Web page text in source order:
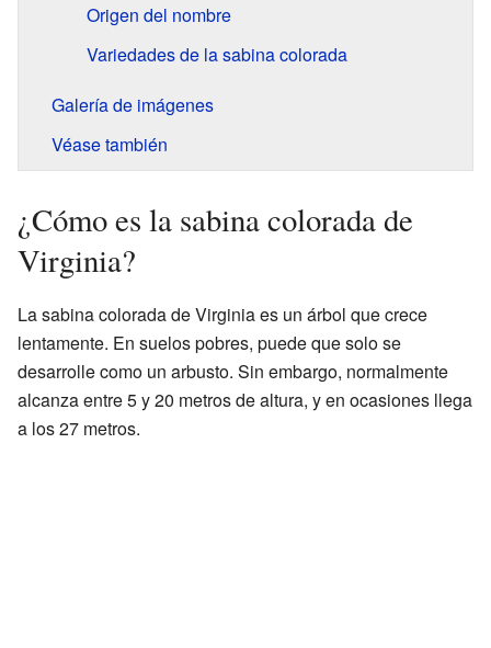
Origen del nombre
Variedades de la sabina colorada
Galería de imágenes
Véase también
¿Cómo es la sabina colorada de
Virginia?
La sabina colorada de Virginia es un árbol que crece
lentamente. En suelos pobres, puede que solo se
desarrolle como un arbusto. Sin embargo, normalmente
alcanza entre 5 y 20 metros de altura, y en ocasiones llega
a los 27 metros.